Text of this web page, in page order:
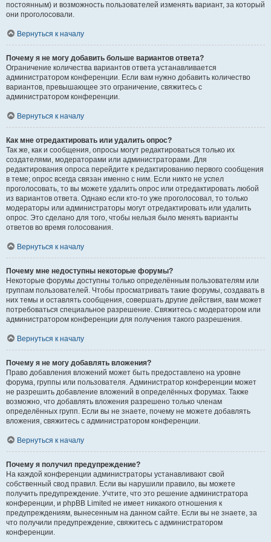
постоянным) и возможность пользователей изменять вариант, за который
они проголосовали.
Вернуться к началу
Почему я не могу добавить больше вариантов ответа?
Ограничение количества вариантов ответа устанавливается
администратором конференции. Если вам нужно добавить количество
вариантов, превышающее это ограничение, свяжитесь с
администратором конференции.
Вернуться к началу
Как мне отредактировать или удалить опрос?
Так же, как и сообщения, опросы могут редактироваться только их
создателями, модераторами или администраторами. Для
редактирования опроса перейдите к редактированию первого сообщения
в теме; опрос всегда связан именно с ним. Если никто не успел
проголосовать, то вы можете удалить опрос или отредактировать любой
из вариантов ответа. Однако если кто-то уже проголосовал, то только
модераторы или администраторы могут отредактировать или удалить
опрос. Это сделано для того, чтобы нельзя было менять варианты
ответов во время голосования.
Вернуться к началу
Почему мне недоступны некоторые форумы?
Некоторые форумы доступны только определённым пользователям или
группам пользователей. Чтобы просматривать такие форумы, создавать в
них темы и оставлять сообщения, совершать другие действия, вам может
потребоваться специальное разрешение. Свяжитесь с модератором или
администратором конференции для получения такого разрешения.
Вернуться к началу
Почему я не могу добавлять вложения?
Право добавления вложений может быть предоставлено на уровне
форума, группы или пользователя. Администратор конференции может
не разрешить добавление вложений в определённых форумах. Также
возможно, что добавлять вложения разрешено только членам
определённых групп. Если вы не знаете, почему не можете добавлять
вложения, свяжитесь с администратором конференции.
Вернуться к началу
Почему я получил предупреждение?
На каждой конференции администраторы устанавливают свой
собственный свод правил. Если вы нарушили правило, вы можете
получить предупреждение. Учтите, что это решение администратора
конференции, и phpBB Limited не имеет никакого отношения к
предупреждениям, вынесенным на данном сайте. Если вы не знаете, за
что получили предупреждение, свяжитесь с администратором
конференции.